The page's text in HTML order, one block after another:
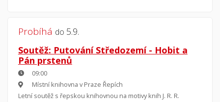
Středa 13 - 19 hod.
Prodloužená výpůjčka: Knihy vypůjčené červen - srpen můžete
vrátit až v září.
Probíhá do 5.9.
09:00
Místní knihovna v Praze Řepích
Soutěž: Putování Středozemí - Hobit a
Pán prstenů
Letní soutěž s řepskou knihovnou na motivy knih J. R. R.